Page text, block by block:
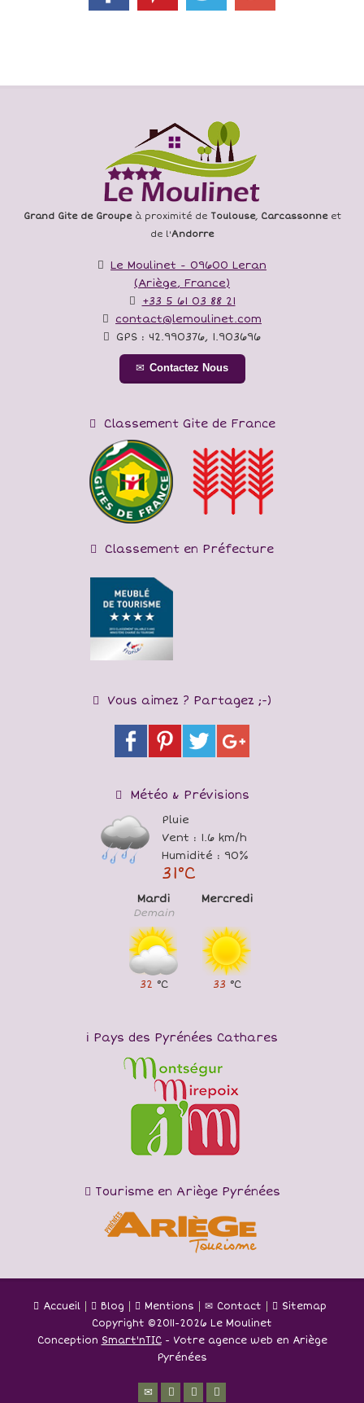
Grand Gite de Groupeà proximité de Toulouse, Carcassonneet
de l'Andorre
Le Moulinet - 09600 Leran
(Ariège, France)
+33 5 61 03 88 21
contact@lemoulinet.com
GPS : 42.990376, 1.903696
Contactez Nous
Classement Gite de France
Classement en Préfecture
Vous aimez ? Partagez ;-)
Météo & Prévisions
Pluie
Vent : 1.6 km/h
Humidité : 90%
31°C
Mardi
Demain
32 °C
Mercredi
33 °C
Pays des Pyrénées Cathares
Tourisme en Ariège Pyrénées
Accueil Blog Mentions Contact
Sitemap
Copyright ©2011-2026 Le Moulinet
Conception Smart'nTIC- Votre agence web en Ariège
Pyrénées